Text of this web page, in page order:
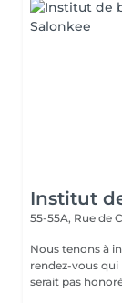
Institut
55-55A, Rue de
Nous tenons à
rendez-vous qui
serait pas